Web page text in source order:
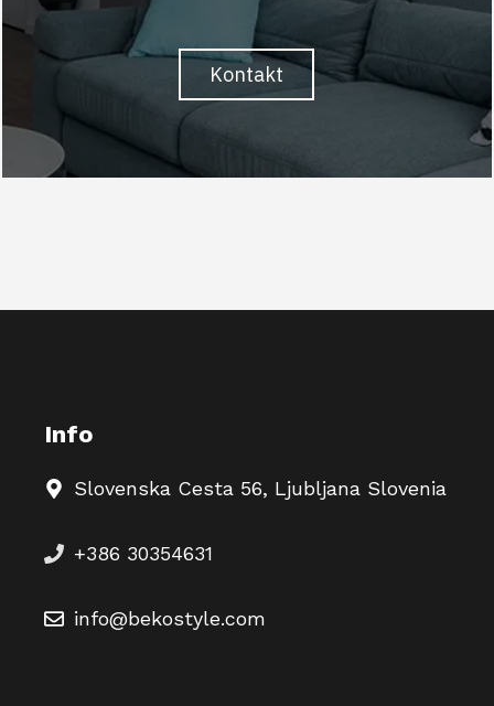
Kontakt
Info
Slovenska Cesta 56, Ljubljana Slovenia
+386 30354631
info@bekostyle.com